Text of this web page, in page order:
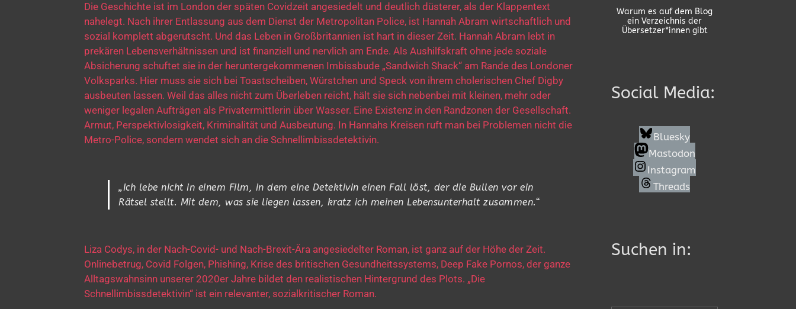
Die Geschichte ist im London der späten Covidzeit angesiedelt und deutlich düsterer, als der Klappentext
nahelegt. Nach ihrer Entlassung aus dem Dienst der Metropolitan Police, ist Hannah Abram wirtschaftlich und
sozial komplett abgerutscht. Und das Leben in Großbritannien ist hart in dieser Zeit. Hannah Abram lebt in
prekären Lebensverhältnissen und ist finanziell und nervlich am Ende. Als Aushilfskraft ohne jede soziale
Absicherung schuftet sie in der heruntergekommenen Imbissbude „Sandwich Shack“ am Rande des Londoner
Volksparks. Hier muss sie sich bei Toastscheiben, Würstchen und Speck von ihrem cholerischen Chef Digby
ausbeuten lassen. Weil das alles nicht zum Überleben reicht, hält sie sich nebenbei mit kleinen, mehr oder
weniger legalen Aufträgen als Privatermittlerin über Wasser. Eine Existenz in den Randzonen der Gesellschaft.
Armut, Perspektivlosigkeit, Kriminalität und Ausbeutung. In Hannahs Kreisen ruft man bei Problemen nicht die
Metro-Police, sondern wendet sich an die Schnellimbissdetektivin.
„Ich lebe nicht in einem Film, in dem eine Detektivin einen Fall löst, der die Bullen vor ein
Rätsel stellt. Mit dem, was sie liegen lassen, kratz ich meinen Lebensunterhalt zusammen.“
Liza Codys, in der Nach-Covid- und Nach-Brexit-Ära angesiedelter Roman, ist ganz auf der Höhe der Zeit.
Onlinebetrug, Covid Folgen, Phishing, Krise des britischen Gesundheitssystems, Deep Fake Pornos, der ganze
Alltagswahnsinn unserer 2020er Jahre bildet den realistischen Hintergrund des Plots. „Die
Schnellimbissdetektivin“ ist ein relevanter, sozialkritischer Roman.
Warum es auf dem Blog
ein Verzeichnis der
Übersetzer*innen gibt
Social Media:
Bluesky
Mastodon
Instagram
Threads
Suchen in: